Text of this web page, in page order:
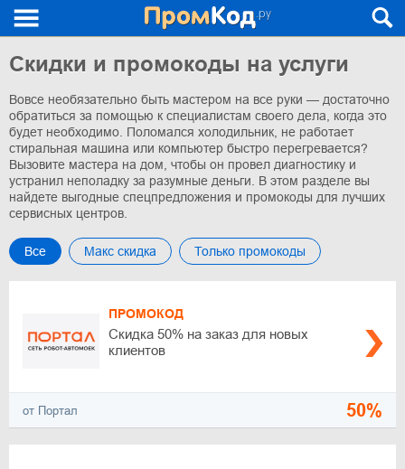
Скидки и промокоды на услуги
Вовсе необязательно быть мастером на все руки — достаточно
обратиться за помощью к специалистам своего дела, когда это
будет необходимо. Поломался холодильник, не работает
стиральная машина или компьютер быстро перегревается?
Вызовите мастера на дом, чтобы он провел диагностику и
устранил неполадку за разумные деньги. В этом разделе вы
найдете выгодные спецпредложения и промокоды для лучших
сервисных центров.
Все Макс скидка Только промокоды
ПРОМОКОД
Скидка 50% на заказ для новых
клиентов
от Портал 50%